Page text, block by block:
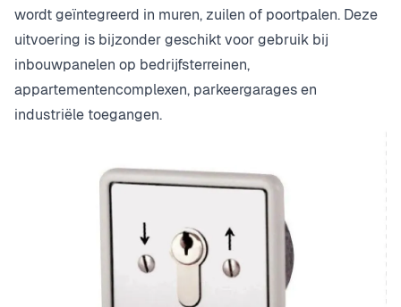
wordt geïntegreerd in muren, zuilen of poortpalen. Deze
uitvoering is bijzonder geschikt voor gebruik bij
inbouwpanelen op bedrijfsterreinen,
appartementencomplexen, parkeergarages en
industriële toegangen.